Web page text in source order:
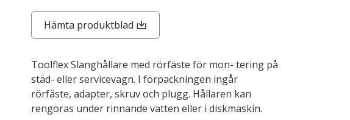
Hämta produktblad
Toolflex Slanghållare med rörfäste för mon- tering på
städ- eller servicevagn. I förpackningen ingår
rörfäste, adapter, skruv och plugg. Hållaren kan
rengöras under rinnande vatten eller i diskmaskin.